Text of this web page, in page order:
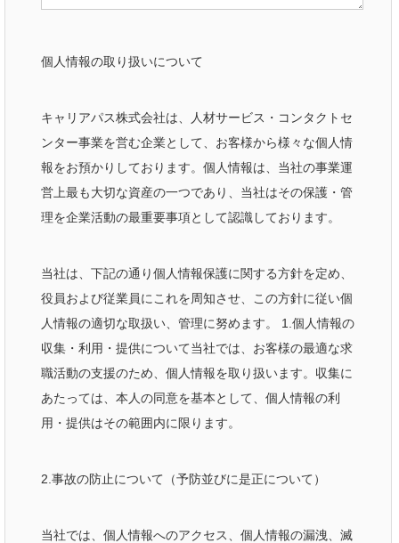
個人情報の取り扱いについて
キャリアパス株式会社は、人材サービス・コンタクトセ
ンター事業を営む企業として、お客様から様々な個人情
報をお預かりしております。個人情報は、当社の事業運
営上最も大切な資産の一つであり、当社はその保護・管
理を企業活動の最重要事項として認識しております。
当社は、下記の通り個人情報保護に関する方針を定め、
役員および従業員にこれを周知させ、この方針に従い個
人情報の適切な取扱い、管理に努めます。 1.個人情報の
収集・利用・提供について当社では、お客様の最適な求
職活動の支援のため、個人情報を取り扱います。収集に
あたっては、本人の同意を基本として、個人情報の利
用・提供はその範囲内に限ります。
2.事故の防止について（予防並びに是正について）
当社では、個人情報へのアクセス、個人情報の漏洩、滅